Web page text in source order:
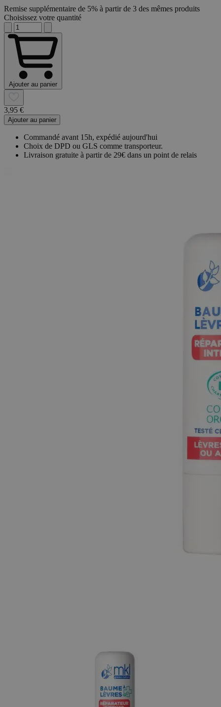
Remise supplémentaire de 5% à partir de 3 des mêmes produits
Choisissez votre quantité
Ajouter au panier
3,95 €
Ajouter au panier
Commandé avant 15h, expédié aujourd'hui
Choix de DPD ou GLS comme transporteur.
Livraison gratuite à partir de 29€ dans un point de relais